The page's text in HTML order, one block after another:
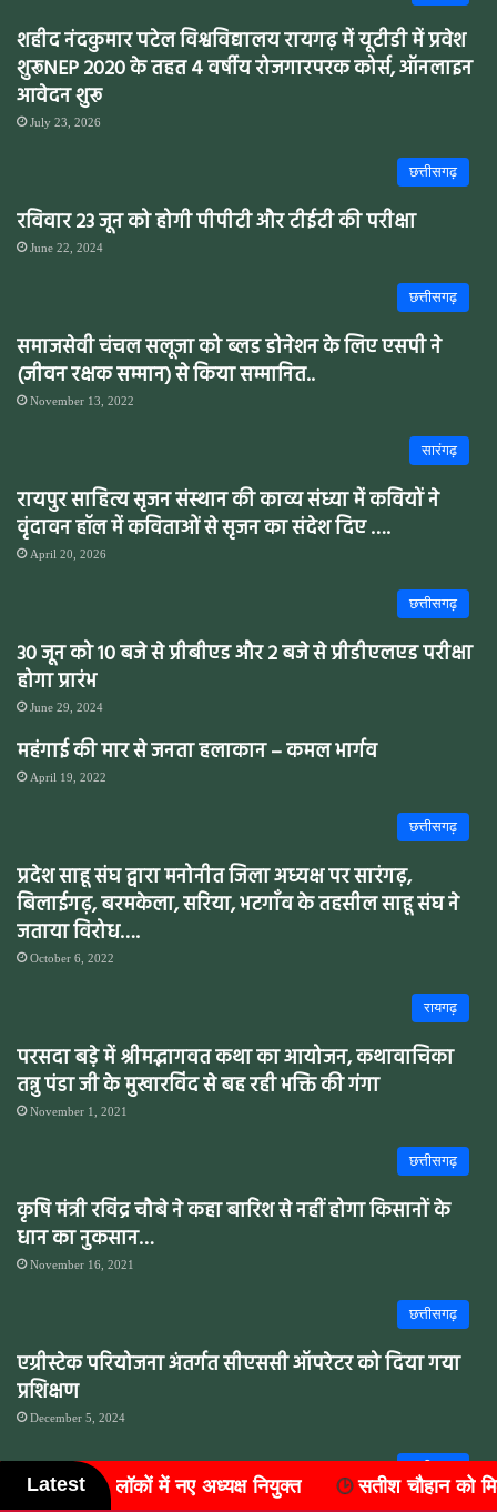
शहीद नंदकुमार पटेल विश्वविद्यालय रायगढ़ में यूटीडी में प्रवेश
शुरूNEP 2020 के तहत 4 वर्षीय रोजगारपरक कोर्स, ऑनलाइन
आवेदन शुरू
July 23, 2026
छत्तीसगढ़
रविवार 23 जून को होगी पीपीटी और टीईटी की परीक्षा
June 22, 2024
छत्तीसगढ़
समाजसेवी चंचल सलूजा को ब्लड डोनेशन के लिए एसपी ने
(जीवन रक्षक सम्मान) से किया सम्मानित..
November 13, 2022
सारंगढ़
रायपुर साहित्य सृजन संस्थान की काव्य संध्या में कवियों ने
वृंदावन हॉल में कविताओं से सृजन का संदेश दिए ….
April 20, 2026
छत्तीसगढ़
30 जून को 10 बजे से प्रीबीएड और 2 बजे से प्रीडीएलएड परीक्षा
होगा प्रारंभ
June 29, 2024
महंगाई की मार से जनता हलाकान – कमल भार्गव
April 19, 2022
छत्तीसगढ़
प्रदेश साहू संघ द्वारा मनोनीत जिला अध्यक्ष पर सारंगढ़,
बिलाईगढ़, बरमकेला, सरिया, भटगाँव के तहसील साहू संघ ने
जताया विरोध….
October 6, 2022
रायगढ़
परसदा बडे़ में श्रीमद्भागवत कथा का आयोजन, कथावाचिका
तन्नु पंडा जी के मुखारविंद से बह रही भक्ति की गंगा
November 1, 2021
छत्तीसगढ़
कृषि मंत्री रविंद्र चौबे ने कहा बारिश से नहीं होगा किसानों के
धान का नुकसान…
November 16, 2021
छत्तीसगढ़
एग्रीस्टेक परियोजना अंतर्गत सीएससी ऑपरेटर को दिया गया
प्रशिक्षण
December 5, 2024
Latest
सतीश चौहान को मिली बड़ी जिम्मेदारी, बने लैलूंगा ब्लॉक